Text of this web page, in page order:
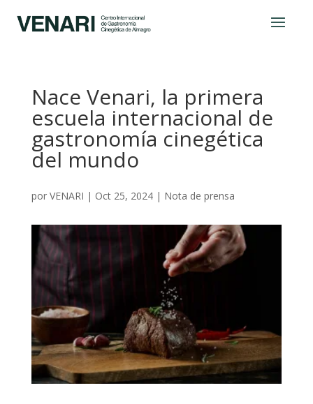
Nace Venari, la primera
escuela internacional de
gastronomía cinegética
del mundo
por VENARI | Oct 25, 2024| Nota de prensa